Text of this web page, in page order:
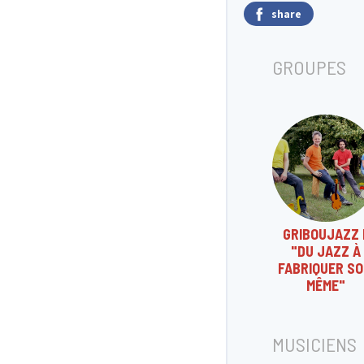
share
GROUPES
GRIBOUJAZZ
"DU JAZZ À
FABRIQUER
MÊME"
MUSICIENS